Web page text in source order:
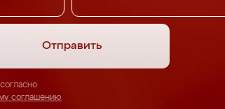
Отправить
соглашению